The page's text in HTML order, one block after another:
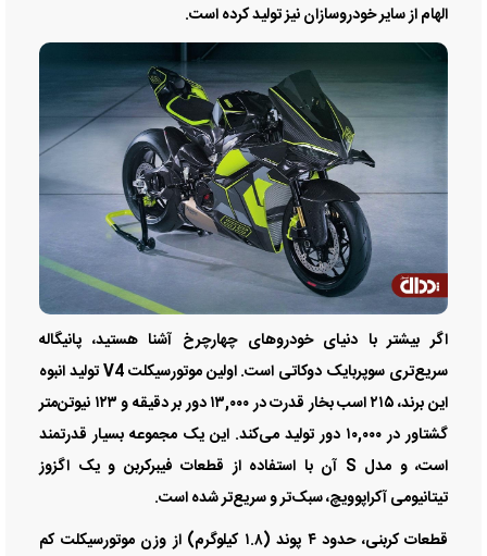
الهام از سایر خودروسازان نیز تولید کرده است.
اگر بیشتر با دنیای خودروهای چهارچرخ آشنا هستید، پانیگاله
سریع‌تری سوپربایک دوکاتی است. اولین موتورسیکلت V4 تولید انبوه
این برند، ۲۱۵ اسب‌ بخار قدرت در ۱۳,۰۰۰ دور بر دقیقه و ۱۲۳ نیوتن‌متر
گشتاور در ۱۰,۰۰۰ دور تولید می‌کند. این یک مجموعه بسیار قدرتمند
است، و مدل S آن با استفاده از قطعات فیبرکربن و یک اگزوز
تیتانیومی آکراپوویچ، سبک‌تر و سریع‌تر شده است.
قطعات کربنی، حدود ۴ پوند (۱.۸ کیلوگرم) از وزن موتورسیکلت کم